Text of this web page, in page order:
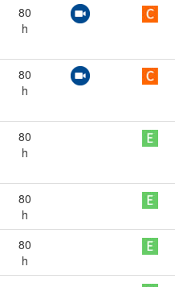
80
h
80
h
80
h
80
h
80
h